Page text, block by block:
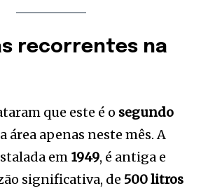
recorrentes na
que este é o segundo
área apenas neste mês. A
em 1949, é antiga e
significativa, de 500 litros